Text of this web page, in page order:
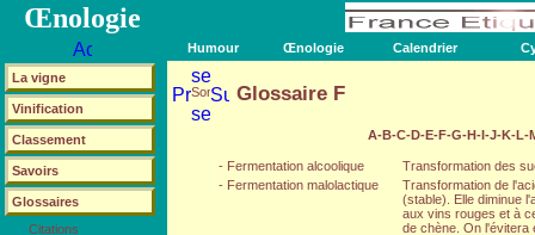
Œnologie
Humour Œnologie Calendrier
La vigne
Vinification
Classement
Savoirs
Glossaires
Citations
Glossaire F
A-B-C-D-E-F-G-H-I-J-K-L-
- Fermentation alcoolique
Transformation des
- Fermentation malolactique
Transformation de
(stable). Elle diminue
aux vins rouges et à
de chène. On l'évitera